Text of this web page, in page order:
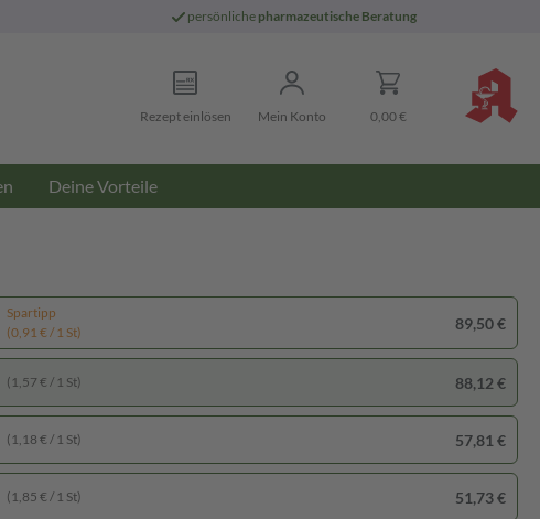
persönliche pharmazeutische Beratung
Rezept einlösen Mein Konto 0,00 €
Deine Vorteile
Spartipp
(0,91 € / 1 St)
89,50 €
(1,57 € / 1 St) 88,12 €
(1,18 € / 1 St) 57,81 €
(1,85 € / 1 St) 51,73 €